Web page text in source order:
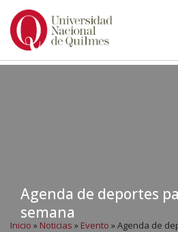
Ir
Agenda de deportes
semana
Inicio » Noticias » Evento »Agenda de